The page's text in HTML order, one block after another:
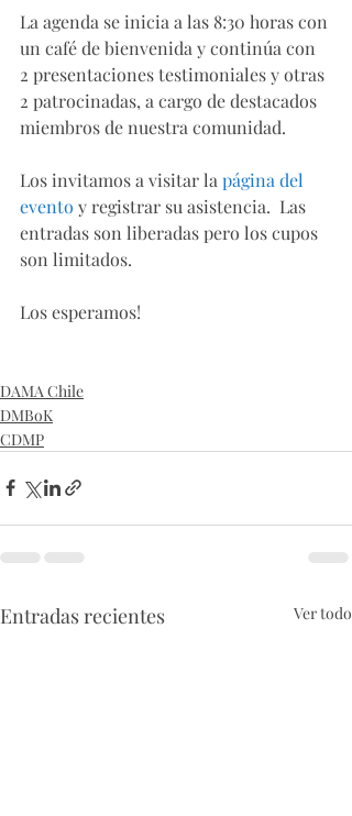
La agenda se inicia a las 8:30 horas con
un café de bienvenida y continúa con
2 presentaciones testimoniales y otras
2 patrocinadas, a cargo de destacados
miembros de nuestra comunidad.
Los invitamos a visitar la página del
evento y registrar su asistencia.  Las
entradas son liberadas pero los cupos
son limitados.
Los esperamos!
DAMA Chile
DMBoK
CDMP
Entradas recientes Ver todo